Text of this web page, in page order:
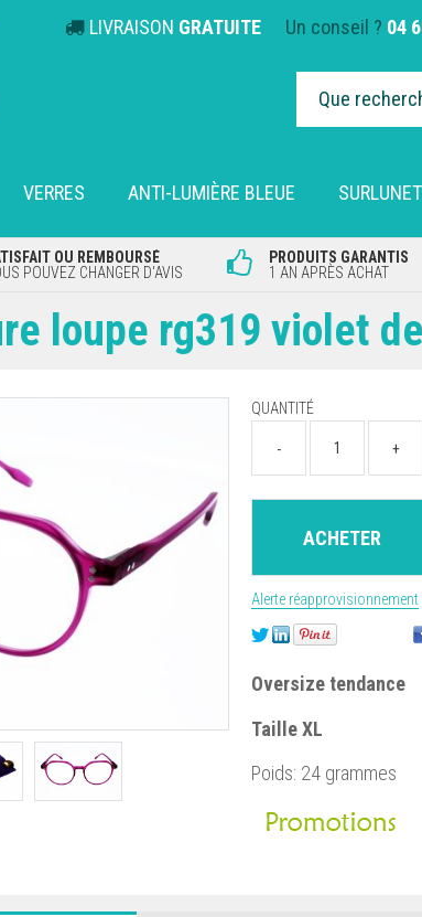
LIVRAISON GRATUITE Un conseil ? 04
VERRES ANTI-LUMIÈRE BLEUE
OU REMBOURSÉ
POUVEZ CHANGER D'AVIS
PRODUITS GARANTIS
1 AN APRÈS ACHAT
loupe rg319 violet
QUANTITÉ
Alerte réapprovisionnement
Oversize tendance
Taille XL
Poids: 24 grammes